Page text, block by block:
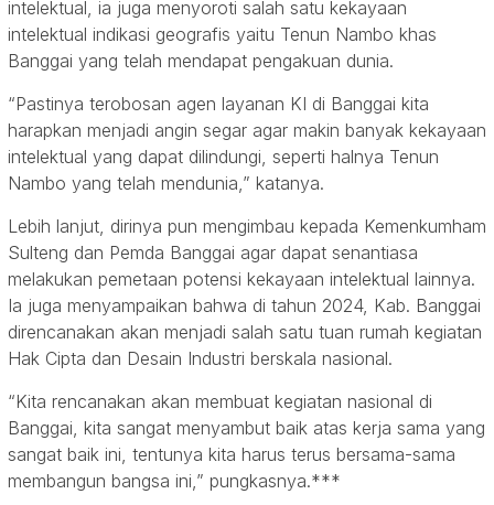
intelektual, ia juga menyoroti salah satu kekayaan
intelektual indikasi geografis yaitu Tenun Nambo khas
Banggai yang telah mendapat pengakuan dunia.
“Pastinya terobosan agen layanan KI di Banggai kita
harapkan menjadi angin segar agar makin banyak kekayaan
intelektual yang dapat dilindungi, seperti halnya Tenun
Nambo yang telah mendunia,” katanya.
Lebih lanjut, dirinya pun mengimbau kepada Kemenkumham
Sulteng dan Pemda Banggai agar dapat senantiasa
melakukan pemetaan potensi kekayaan intelektual lainnya.
Ia juga menyampaikan bahwa di tahun 2024, Kab. Banggai
direncanakan akan menjadi salah satu tuan rumah kegiatan
Hak Cipta dan Desain Industri berskala nasional.
“Kita rencanakan akan membuat kegiatan nasional di
Banggai, kita sangat menyambut baik atas kerja sama yang
sangat baik ini, tentunya kita harus terus bersama-sama
membangun bangsa ini,” pungkasnya.***